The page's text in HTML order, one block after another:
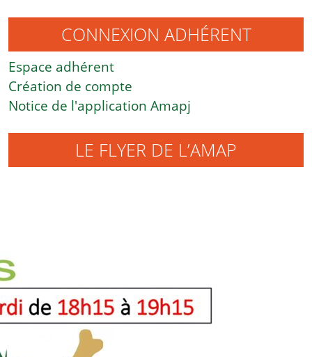
CONNEXION ADHÉRENT
Espace adhérent
Création de compte
Notice de l'application Amapj
LE FLYER DE L’AMAP